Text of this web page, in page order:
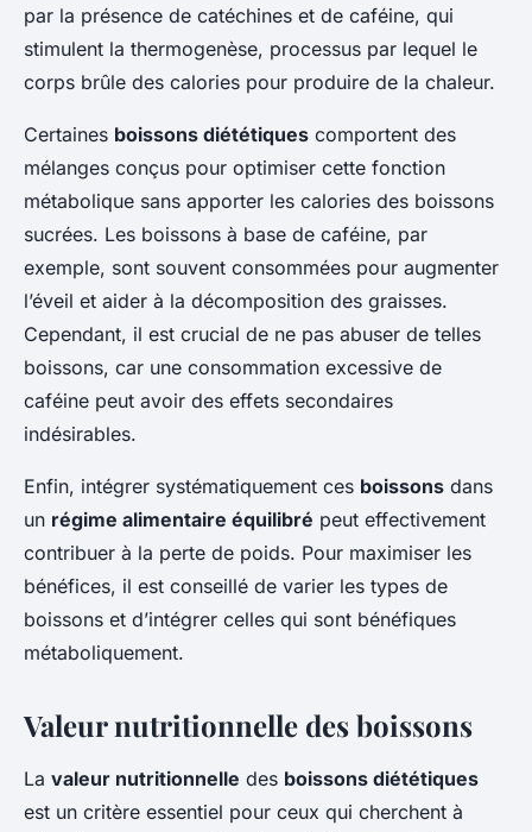
par la présence de catéchines et de caféine, qui
stimulent la thermogenèse, processus par lequel le
corps brûle des calories pour produire de la chaleur.
Certaines boissons diététiques comportent des
mélanges conçus pour optimiser cette fonction
métabolique sans apporter les calories des boissons
sucrées. Les boissons à base de caféine, par
exemple, sont souvent consommées pour augmenter
l’éveil et aider à la décomposition des graisses.
Cependant, il est crucial de ne pas abuser de telles
boissons, car une consommation excessive de
caféine peut avoir des effets secondaires
indésirables.
Enfin, intégrer systématiquement ces boissons dans
un régime alimentaire équilibré peut effectivement
contribuer à la perte de poids. Pour maximiser les
bénéfices, il est conseillé de varier les types de
boissons et d’intégrer celles qui sont bénéfiques
métaboliquement.
Valeur nutritionnelle des boissons
La valeur nutritionnelle des boissons diététiques
est un critère essentiel pour ceux qui cherchent à